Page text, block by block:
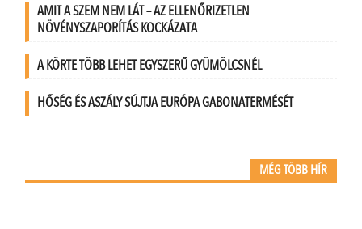
AMIT A SZEM NEM LÁT – AZ ELLENŐRIZETLEN
NÖVÉNYSZAPORÍTÁS KOCKÁZATA
A KÖRTE TÖBB LEHET EGYSZERŰ GYÜMÖLCSNÉL
HŐSÉG ÉS ASZÁLY SÚJTJA EURÓPA GABONATERMÉSÉT
MÉG TÖBB HÍR